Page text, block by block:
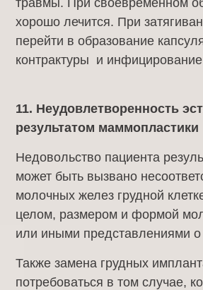
хорошо лечится. При
перейти в образование
контрактуры и
11. Неудовлетворенность
результатом маммопластики
Недовольство пациента
может быть вызвано
молочных желез грудной
целом, размером и формой
или иными представлениями о
Также замена грудных
потребоваться в том случае,